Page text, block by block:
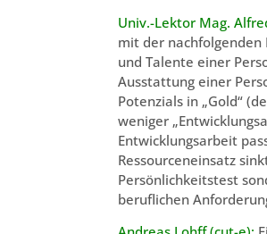
Univ.-Lektor Mag.
mit der nachfolgenden
und Talente einer
Ausstattung einer
Potenzials in „Gold“
weniger
Entwicklungsarbeit
Ressourceneinsatz
Persönlichkeitstest
beruflichen